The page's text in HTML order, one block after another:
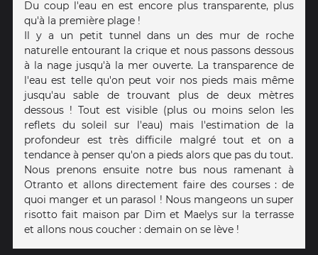
Du coup l'eau en est encore plus transparente, plus
qu'à la première plage !
Il y a un petit tunnel dans un des mur de roche
naturelle entourant la crique et nous passons dessous
à la nage jusqu'à la mer ouverte. La transparence de
l'eau est telle qu'on peut voir nos pieds mais même
jusqu'au sable de trouvant plus de deux mètres
dessous ! Tout est visible (plus ou moins selon les
reflets du soleil sur l'eau) mais l'estimation de la
profondeur est très difficile malgré tout et on a
tendance à penser qu'on a pieds alors que pas du tout.
Nous prenons ensuite notre bus nous ramenant à
Otranto et allons directement faire des courses : de
quoi manger et un parasol ! Nous mangeons un super
risotto fait maison par Dim et Maelys sur la terrasse
et allons nous coucher : demain on se lève !